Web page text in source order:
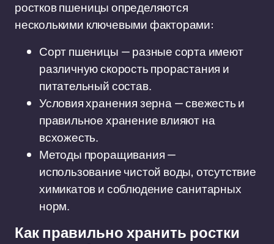
ростков пшеницы определяются
несколькими ключевыми факторами:
Сорт пшеницы — разные сорта имеют
различную скорость прорастания и
питательный состав.
Условия хранения зерна — свежесть и
правильное хранение влияют на
всхожесть.
Методы проращивания —
использование чистой воды, отсутствие
химикатов и соблюдение санитарных
норм.
Как правильно хранить ростки